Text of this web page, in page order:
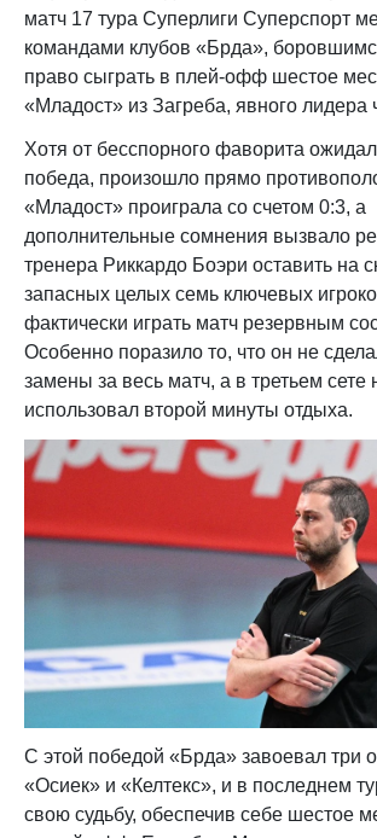
матч 17 тура Суперлиги Суперспорт
командами клубов «Брда»,
право сыграть в плей-офф шестое
«Младост» из Загреба, явного лидера
Хотя от бесспорного фаворита
победа, произошло прямо
«Младост» проиграла со счетом 0:3, а
дополнительные сомнения вызвало
тренера Риккардо Боэри оставить на
запасных целых семь ключевых
фактически играть матч резервным
Особенно поразило то, что он не
замены за весь матч, а в третьем сете
использовал второй минуты отдыха.
С этой победой «Брда» завоевал три
«Осиек» и «Келтекс», и в последнем
свою судьбу, обеспечив себе шестое